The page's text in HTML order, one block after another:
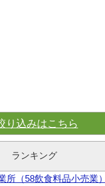
り込みはこちら
ランキング
所（58飲食料品小売業